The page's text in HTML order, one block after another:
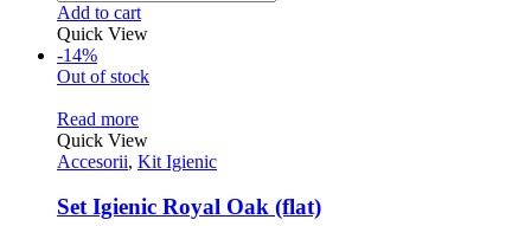
Add to cart
Quick View
-14%
Out of stock
Read more
Quick View
Accesorii, Kit Igienic
Set Igienic Royal Oak (flat)